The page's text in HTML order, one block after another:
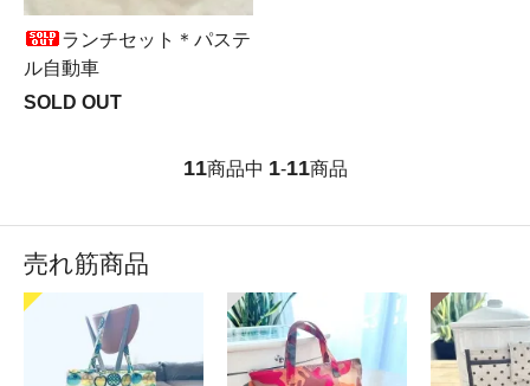
ランチセット＊パステ
ル自動車
SOLD OUT
11商品中 1-11商品
売れ筋商品